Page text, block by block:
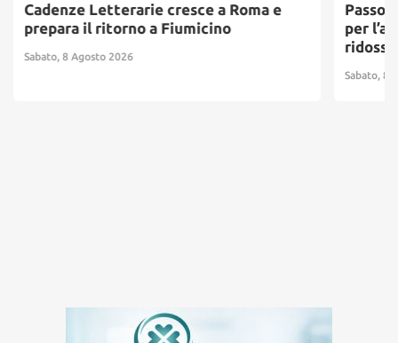
Cadenze Letterarie cresce a Roma e
prepara il ritorno a Fiumicino
Sabato, 8 Agosto 2026
per
Sabato, 8